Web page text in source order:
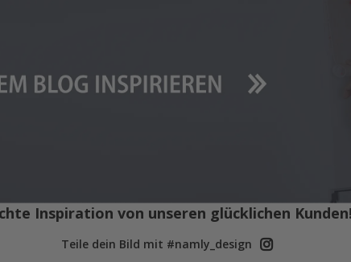
Inspiration von unseren glücklichen
Teile dein Bild mit #namly_design